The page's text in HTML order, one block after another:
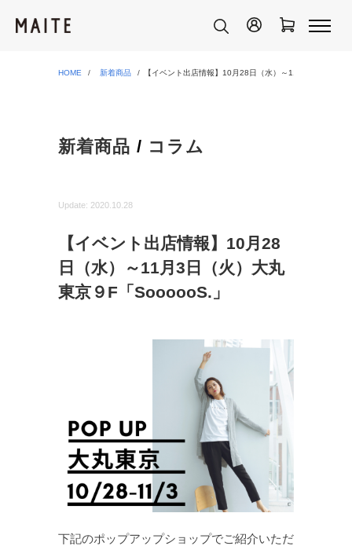
HOME 新着商品 【イベント出店情報】10月28日（水）～11月3日（火）
新着商品 / コラム
Update: 2020.10.28
【イベント出店情報】10月28
日（水）～11月3日（火）大丸
東京９F「SoooooS.」
下記のポップアップショップでご紹介いただ